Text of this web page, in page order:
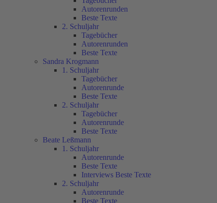
Autorenrunden
Beste Texte
2. Schuljahr
Tagebücher
Autorenrunden
Beste Texte
Sandra Krogmann
1. Schuljahr
Tagebücher
Autorenrunde
Beste Texte
2. Schuljahr
Tagebücher
Autorenrunde
Beste Texte
Beate Leßmann
1. Schuljahr
Autorenrunde
Beste Texte
Interviews Beste Texte
2. Schuljahr
Autorenrunde
Beste Texte